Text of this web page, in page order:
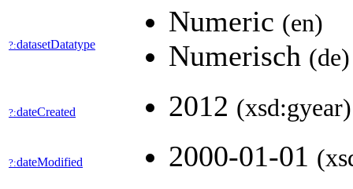
?:datasetDatatype
Numeric (en)
Numerisch (de)
?:dateCreated 2012 (xsd:gyear)
?:dateModified 2000-01-01